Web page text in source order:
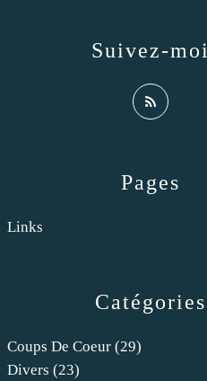
Catégories
Coups De Coeur (29)
Divers (23)
Pages
Links
Suivez-moi